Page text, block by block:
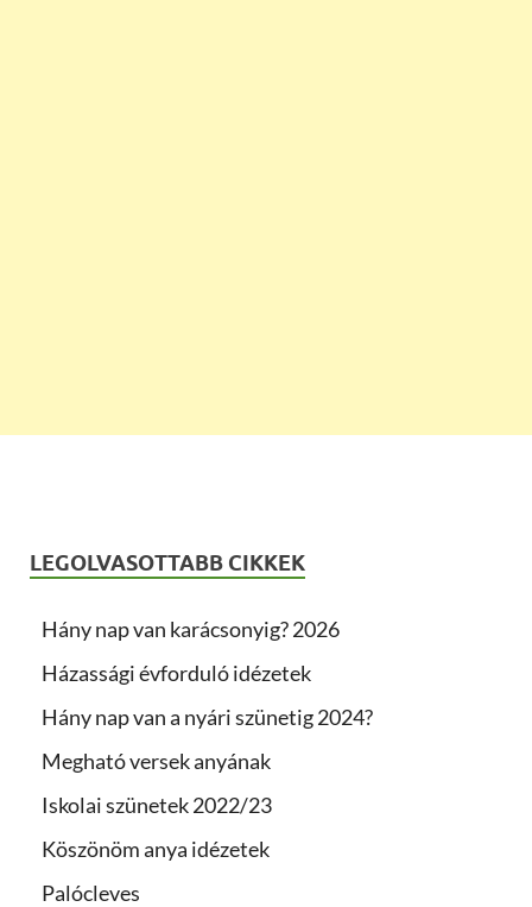
LEGOLVASOTTABB CIKKEK
Hány nap van karácsonyig? 2026
Házassági évforduló idézetek
Hány nap van a nyári szünetig 2024?
Megható versek anyának
Iskolai szünetek 2022/23
Köszönöm anya idézetek
Palócleves